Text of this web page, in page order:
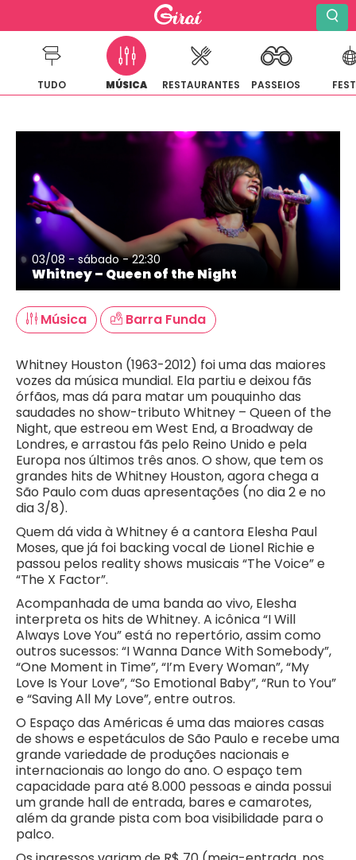
para
conteúdo
TUDO MÚSICA RESTAURANTES PASSEIOS
03/08 - sábado - 22:30
Whitney – Queen of the Night
Música Barra Funda
Whitney Houston (1963-2012) foi uma das maiores
vozes da música mundial. Ela partiu e deixou fãs
órfãos, mas dá para matar um pouquinho das
saudades no show-tributo Whitney – Queen of the
Night, que estreou em West End, a Broadway de
Londres, e arrastou fãs pelo Reino Unido e pela
Europa nos últimos três anos. O show, que tem os
grandes hits de Whitney Houston, agora chega a
São Paulo com duas apresentações (no dia 2 e no
dia 3/8).
Quem dá vida à Whitney é a cantora Elesha Paul
Moses, que já foi backing vocal de Lionel Richie e
passou pelos reality shows musicais “The Voice” e
“The X Factor”.
Acompanhada de uma banda ao vivo, Elesha
interpreta os hits de Whitney. A icônica “I Will
Always Love You” está no repertório, assim como
outros sucessos: “I Wanna Dance With Somebody”,
“One Moment in Time”, “I’m Every Woman”, “My
Love Is Your Love”, “So Emotional Baby”, “Run to You”
e “Saving All My Love”, entre outros.
O Espaço das Américas é uma das maiores casas
de shows e espetáculos de São Paulo e recebe uma
grande variedade de produções nacionais e
internacionais ao longo do ano. O espaço tem
capacidade para até 8.000 pessoas e ainda possui
um grande hall de entrada, bares e camarotes,
além da grande pista com boa visibilidade para o
palco.